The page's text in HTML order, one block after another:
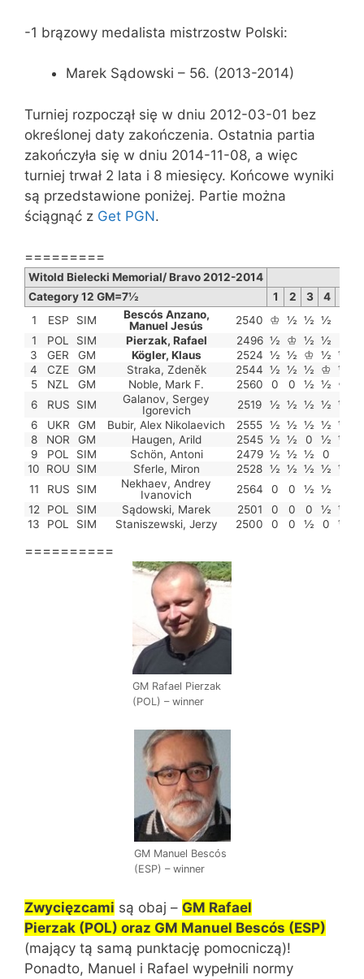
-1 brązowy medalista mistrzostw Polski:
Marek Sądowski – 56. (2013-2014)
Turniej rozpoczął się w dniu 2012-03-01 bez
określonej daty zakończenia. Ostatnia partia
zakończyła się w dniu 2014-11-08, a więc
turniej trwał 2 lata i 8 miesięcy. Końcowe wyniki
są przedstawione poniżej. Partie można
ściągnąć z Get PGN.
=========
Witold Bielecki Memorial/ Bravo 2012-2014
Category 12 GM=7½
1 2 3 4
1
ESP SIM
Bescós Anzano,
Manuel Jesús
2540 ♔ ½ ½ ½
1
POL SIM Pierzak, Rafael 2496 ½ ♔ ½ ½
3
GER GM Kögler, Klaus 2524 ½ ½ ♔ ½ ½
4
CZE GM Straka, Zdeněk 2544 ½ ½ ½ ♔ ½
5
NZL GM Noble, Mark F. 2560 0 0 ½ ½ ♔
6
RUS SIM
Galanov, Sergey
Igorevich
2519 ½ ½ ½ ½ ½
6
UKR GM Bubir, Alex Nikolaevich 2555 ½ ½ ½ ½ ½
8
NOR GM Haugen, Arild 2545 ½ ½ 0 ½ ½
9
POL SIM Schön, Antoni 2479 ½ ½ ½ 0
10
ROU SIM Sferle, Miron 2528 ½ ½ ½ ½ ½
11
RUS SIM
Nekhaev, Andrey
Ivanovich
2564 0 0 ½ ½
12
POL SIM Sądowski, Marek 2501 0 0 0 ½ ½
13
POL SIM Staniszewski, Jerzy 2500 0 0 ½ 0 ½
==========
GM Rafael Pierzak
(POL) – winner
GM Manuel Bescós
(ESP) – winner
Zwycięzcami są obaj – GM Rafael
Pierzak (POL) oraz GM Manuel Bescós (ESP)
(mający tą samą punktację pomocniczą)!
Ponadto, Manuel i Rafael wypełnili normy